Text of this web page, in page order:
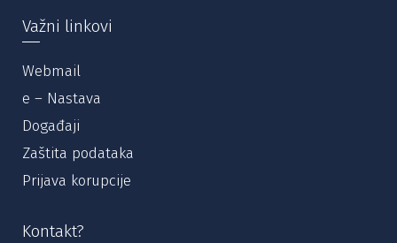
Važni linkovi
Webmail
e – Nastava
Događaji
Zaštita podataka
Prijava korupcije
Kontakt?